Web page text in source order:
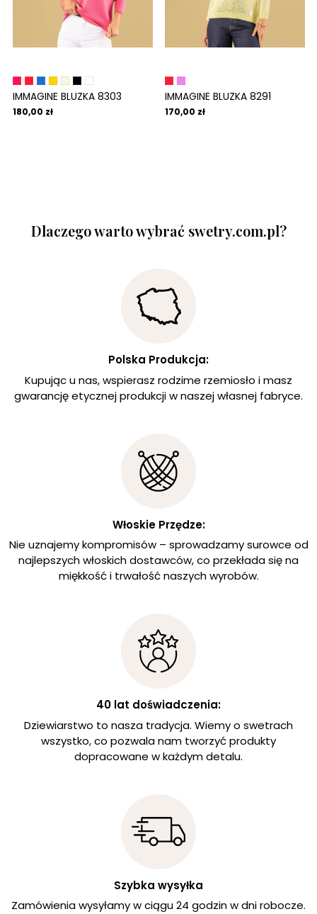
IMMAGINE BLUZKA 8303
180,00 zł
IMMAGINE BLUZKA 8291
170,00 zł
Dlaczego warto wybrać swetry.com.pl?
Polska Produkcja:
Kupując u nas, wspierasz rodzime rzemiosło i masz
gwarancję etycznej produkcji w naszej własnej fabryce.
Włoskie Przędze:
Nie uznajemy kompromisów – sprowadzamy surowce od
najlepszych włoskich dostawców, co przekłada się na
miękkość i trwałość naszych wyrobów.
40 lat doświadczenia:
Dziewiarstwo to nasza tradycja. Wiemy o swetrach
wszystko, co pozwala nam tworzyć produkty
dopracowane w każdym detalu.
Szybka wysyłka
Zamówienia wysyłamy w ciągu 24 godzin w dni robocze.